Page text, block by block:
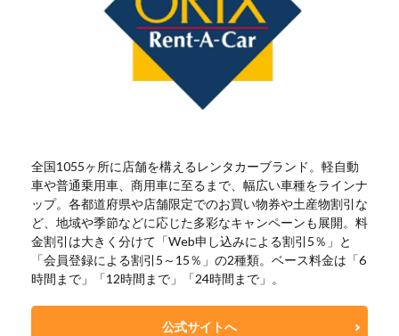
全国1055ヶ所に店舗を構えるレンタカーブランド。軽自動
車や普通乗用車、商用車に至るまで、幅広い車種をラインナ
ップ。各都道府県や店舗限定でのお買い物券や土産物割引な
ど、地域や季節などに応じた多彩なキャンペーンも展開。料
金割引は大きく分けて「Web申し込みによる割引5％」と
「会員登録による割引5～15％」の2種類。ベース料金は「6
時間まで」「12時間まで」「24時間まで」。
公式サイトへ